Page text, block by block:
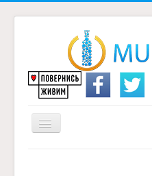
Перемикач
навігації